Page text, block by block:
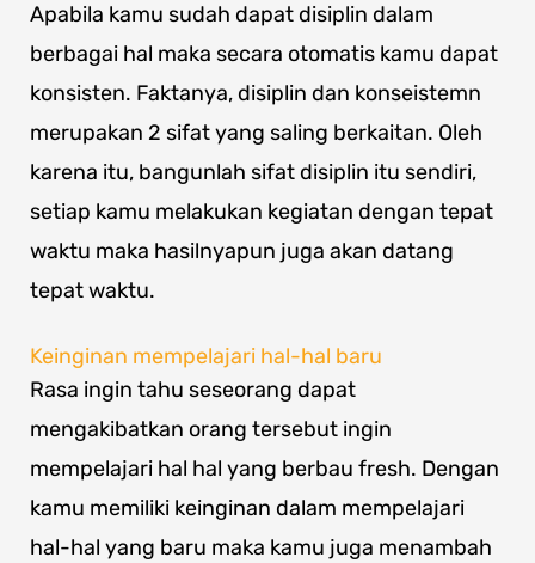
Apabila kamu sudah dapat disiplin dalam
berbagai hal maka secara otomatis kamu dapat
konsisten. Faktanya, disiplin dan konseistemn
merupakan 2 sifat yang saling berkaitan. Oleh
karena itu, bangunlah sifat disiplin itu sendiri,
setiap kamu melakukan kegiatan dengan tepat
waktu maka hasilnyapun juga akan datang
tepat waktu.
Keinginan mempelajari hal-hal baru
Rasa ingin tahu seseorang dapat
mengakibatkan orang tersebut ingin
mempelajari hal hal yang berbau fresh. Dengan
kamu memiliki keinginan dalam mempelajari
hal-hal yang baru maka kamu juga menambah